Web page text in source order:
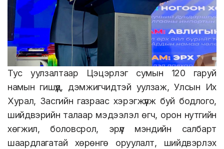
Тус уулзалтаар Цэцэрлэг сумын 120 гаруй
намын гишүүд, дэмжигчидтэй уулзаж, Улсын Их
Хурал, Засгийн газраас хэрэгжүүлж буй бодлого,
шийдвэрийн талаар мэдээлэл өгч, орон нутгийн
хөгжил, боловсрол, эрүүл мэндийн салбарт
шаардлагатай хөрөнгө оруулалт, шийдвэрлэх